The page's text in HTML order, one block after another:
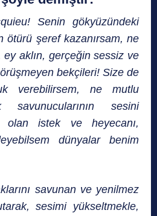
Senin gökyüzündeki
ötürü şeref kazanırsam, ne
aklın, gerçeğin sessiz ve
bekçileri! Size de
verebilirsem, ne mutlu
savunucularının sesini
olan istek ve heyecanı,
dünyalar benim
savunan ve yenilmez
sesimi yükseltmekle,